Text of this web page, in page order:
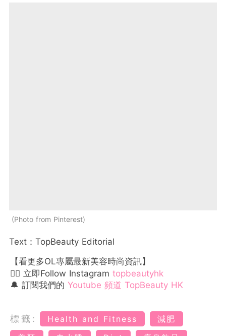
Photo from Pinterest
Text：TopBeauty Editorial
【看更多OL專屬最新美容時尚資訊】
👉🏻 立即Follow Instagram topbeautyhk
🔔 訂閱我們的 Youtube 頻道 TopBeauty HK
標籤: Health and Fitness
減肥